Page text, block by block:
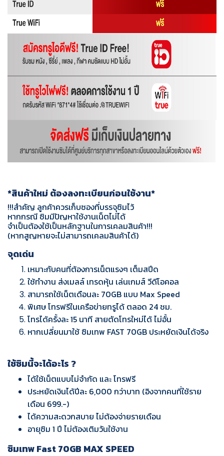
*สินค้าใหม่ ต้องลงทะเบียนก่อนใช้งาน*
!!!สำคัญ ลูกค้าควรเก็บซองที่บรรจุซิมไว้
หากกรณี ซิมมีปัญหาใช้งานเน็ตไม่ได้
จำเป็นต้องใช้เป็นหลักฐานในการเคลมสินค้า!!!
(หากสูญหายจะไม่สามารถเคลมสินค้าได้)
จุดเด่น
เหมาะกับคนที่ต้องการเน็ตแรงๆ เต็มสปีด
ใช้ทำงาน ส่งเมลล์ เทรดหุ้น เล่นเกมส์ วีดีโอคอล
สามารถใช้เน็ตเดือนละ 70GB แบบ Max Speed
พิเศษ โทรฟรีในเครือข่ายทรูได้ ตลอด 24 ชม.
โทรได้ครั้งละ 15 นาที สายตัดโทรใหม่ได้ ไม่อั้น
หากเปลี่ยนมาใช้ ซิมเทพ FAST 70GB ประหยัดเงินได้จริง
ใช้ซิมนี้จะได้อะไร ?
ได้ใช้เน็ตแบบไม่จำกัด และ โทรฟรี
ประหยัดเงินได้ปีละ 6,000 กว่าบาท (อิงจากคนที่ใช้ราย
เดือน 699.-)
ได้ความสะดวกสบาย ไม่ต้องจ่ายรายเดือน
อายุซิม 1 ปี ไม่ต้องเติมวันใช้งาน
ซิมเทพ Fast 70GB MAX SPEED